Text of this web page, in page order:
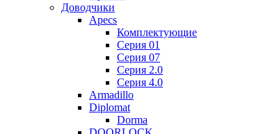
Доводчики
Apecs
Комплектующие
Серия 01
Серия 07
Серия 2.0
Серия 4.0
Armadillo
Diplomat
Dorma